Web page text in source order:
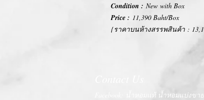
Condition : New with Box
Price : 11,390 Baht/Box
{ราคาบนห้างสรรพสินค้า :
Facebook: น้ำหอมแท้ น้ำหอมแบ่งขาย